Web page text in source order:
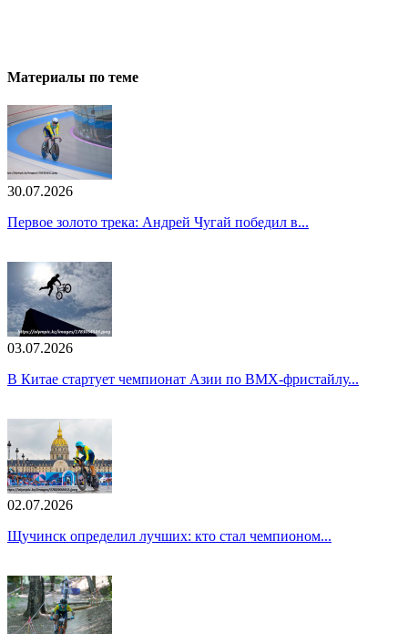
Материалы по теме
30.07.2026
Первое золото трека: Андрей Чугай победил в...
03.07.2026
В Китае стартует чемпионат Азии по BMX-фристайлу...
02.07.2026
Щучинск определил лучших: кто стал чемпионом...